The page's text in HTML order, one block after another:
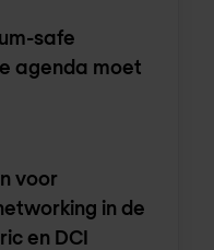
safe
agenda moet
voor
in de
en DCI